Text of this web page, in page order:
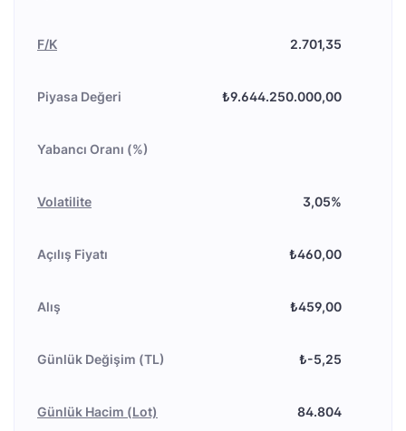
F/K 2.701,35
Piyasa Değeri ₺9.644.250.000,00
Yabancı Oranı (%)
Volatilite 3,05%
Açılış Fiyatı ₺460,00
Alış ₺459,00
Günlük Değişim (TL) ₺-5,25
Günlük Hacim (Lot) 84.804